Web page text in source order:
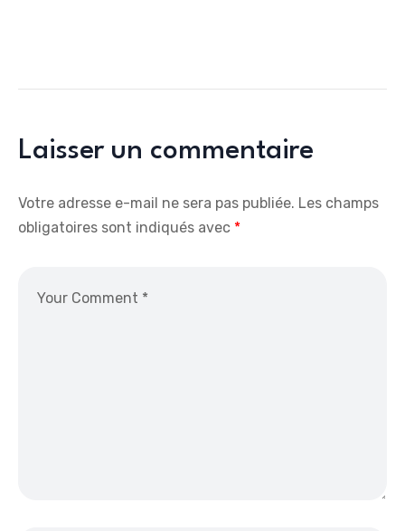
Laisser un commentaire
Votre adresse e-mail ne sera pas publiée. Les champs
obligatoires sont indiqués avec *